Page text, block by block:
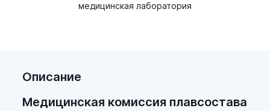
медицинская лаборатория
Описание
Медицинская комиссия плавсостава